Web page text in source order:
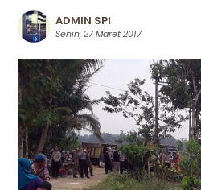
ADMIN SPI
Senin, 27 Maret 2017